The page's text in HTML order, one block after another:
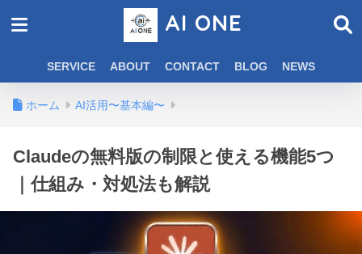
AI ONE
SERVICE ABOUT CONTACT BLOG NEWS
ホーム AI活用〜基本編〜
Claudeの無料版の制限と使える機能5つ
｜仕組み・対処法も解説